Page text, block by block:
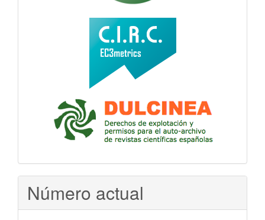
Número actual